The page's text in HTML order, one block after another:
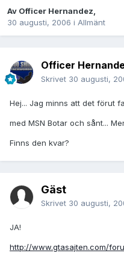
Av Officer Hernandez,
30 augusti, 2006 i Allmänt
Officer
Skrivet 30 augusti,
Hej... Jag minns att det förut
med MSN Botar och sånt...
Finns den kvar?
Gäst
Skrivet 30 augusti,
JA!
http://www.gtasajten.com/